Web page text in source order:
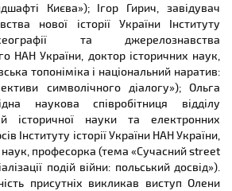
Києва»); Ігор Гирич, завідувач
нової історії України Інституту
та джерелознавства
НАН України, доктор історичних наук,
топоніміка і національний наратив:
символічного діалогу»); Ольга
наукова співробітниця відділу
історичної науки та електронних
Інституту історії України НАН України,
наук, професорка (тема «Сучасний street
подій війни: польський досвід»).
присутніх викликав виступ Олени